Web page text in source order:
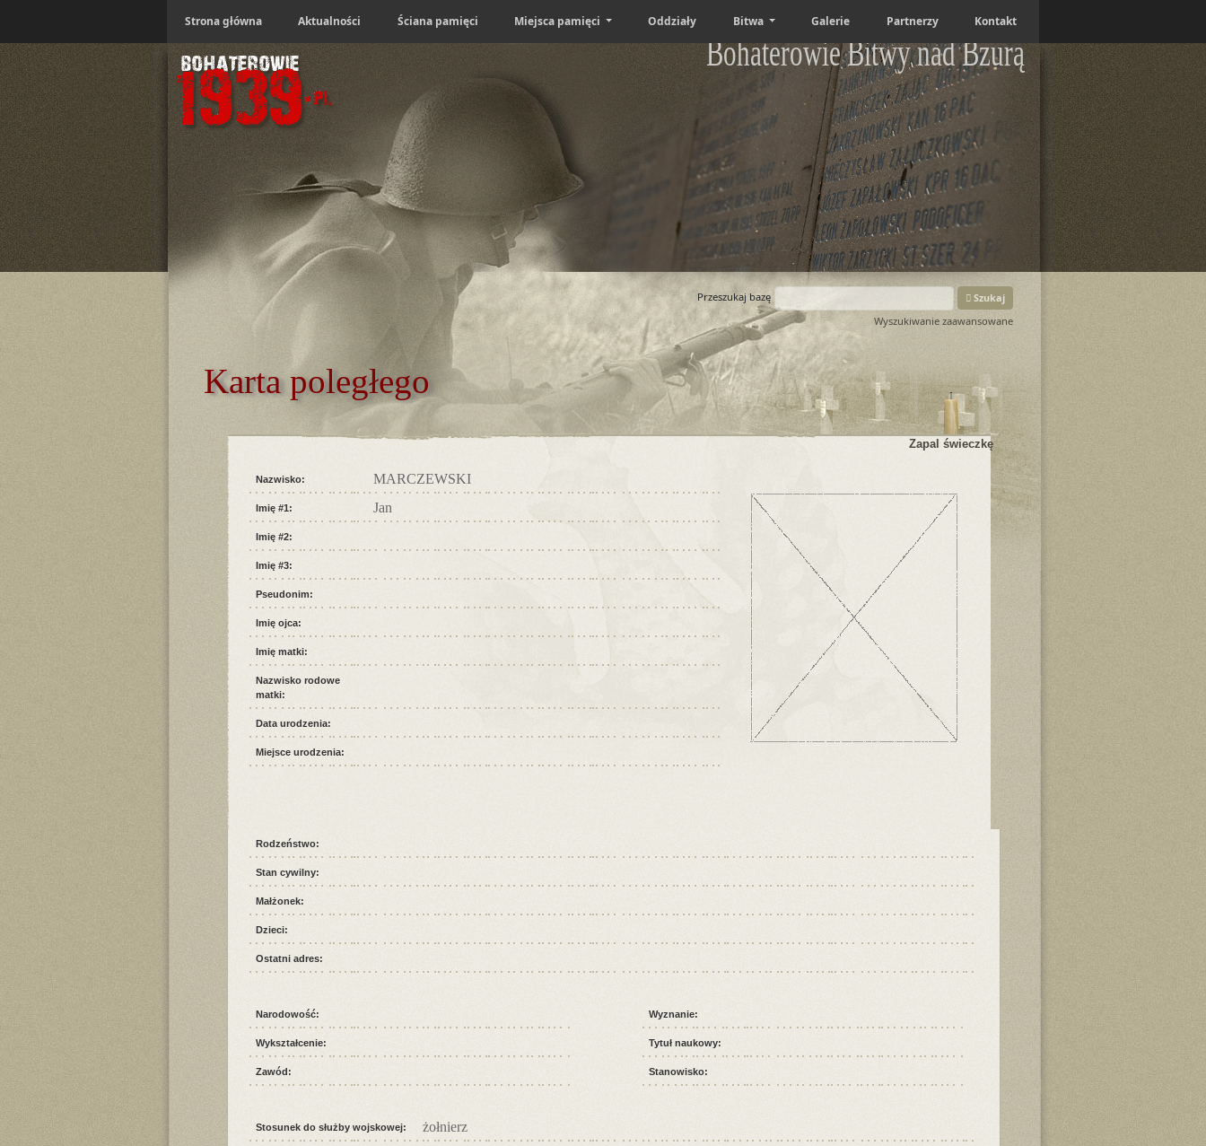
Strona główna Aktualności Ściana pamięci Miejsca pamięci Oddziały Bitwa Galerie Partnerzy Kontakt
Bohaterowie Bitwy nad Bzurą
Przeszukaj bazę
Szukaj
Wyszukiwanie zaawansowane
Karta poległego
Zapal świeczkę
Nazwisko: MARCZEWSKI
Imię #1: Jan
Imię #2:
Imię #3:
Pseudonim:
Imię ojca:
Imię matki:
Nazwisko rodowe
matki:
Data urodzenia:
Miejsce urodzenia:
Rodzeństwo:
Stan cywilny:
Małżonek:
Dzieci:
Ostatni adres:
Narodowość:
Wykształcenie:
Zawód:
Wyznanie:
Tytuł naukowy:
Stanowisko:
Stosunek do służby wojskowej: żołnierz